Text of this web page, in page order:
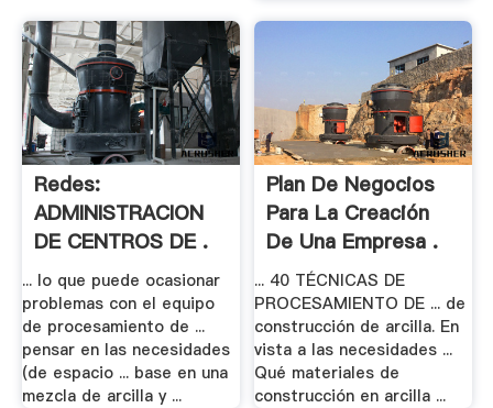
Redes:
ADMINISTRACION
DE CENTROS DE .
... lo que puede ocasionar
problemas con el equipo
de procesamiento de ...
pensar en las necesidades
(de espacio ... base en una
mezcla de arcilla y ...
Plan De Negocios
Para La Creación
De Una Empresa .
... 40 TÉCNICAS DE
PROCESAMIENTO DE ... de
construcción de arcilla. En
vista a las necesidades ...
Qué materiales de
construcción en arcilla ...